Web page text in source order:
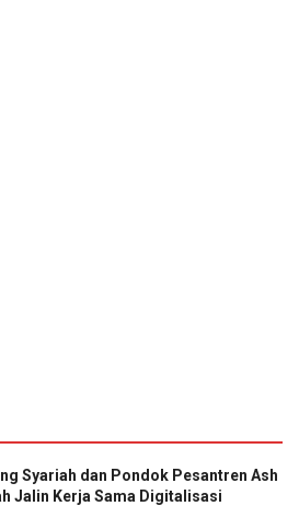
Syariah dan Pondok Pesantren Ash
Jalin Kerja Sama Digitalisasi